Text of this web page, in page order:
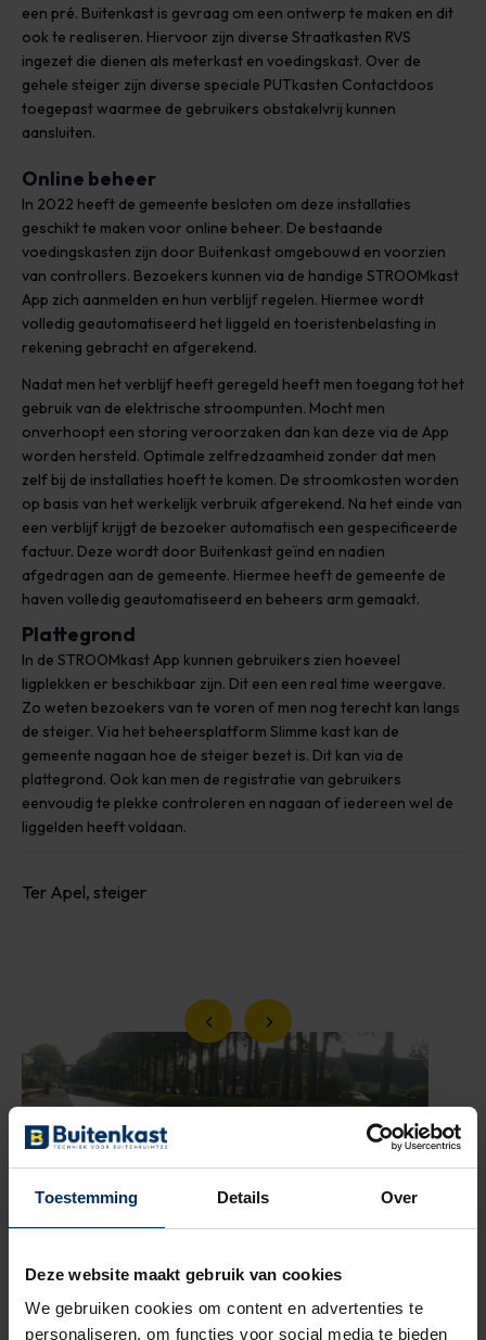
Toestemming Details Over
Deze website maakt gebruik van cookies
We gebruiken cookies om content en advertenties te
personaliseren, om functies voor social media te bieden
een pré. Buitenkast is gevraag om een ontwerp te maken en dit
ook te realiseren. Hiervoor zijn diverse Straatkasten RVS
ingezet die dienen als meterkast en voedingskast. Over de
gehele steiger zijn diverse speciale PUTkasten Contactdoos
toegepast waarmee de gebruikers obstakelvrij kunnen
aansluiten.
Online beheer
In 2022 heeft de gemeente besloten om deze installaties
geschikt te maken voor online beheer. De bestaande
voedingskasten zijn door Buitenkast omgebouwd en voorzien
van controllers. Bezoekers kunnen via de handige STROOMkast
App zich aanmelden en hun verblijf regelen. Hiermee wordt
volledig geautomatiseerd het liggeld en toeristenbelasting in
rekening gebracht en afgerekend.
Nadat men het verblijf heeft geregeld heeft men toegang tot het
gebruik van de elektrische stroompunten. Mocht men
onverhoopt een storing veroorzaken dan kan deze via de App
worden hersteld. Optimale zelfredzaamheid zonder dat men
zelf bij de installaties hoeft te komen. De stroomkosten worden
op basis van het werkelijk verbruik afgerekend. Na het einde van
een verblijf krijgt de bezoeker automatisch een gespecificeerde
factuur. Deze wordt door Buitenkast geïnd en nadien
afgedragen aan de gemeente. Hiermee heeft de gemeente de
haven volledig geautomatiseerd en beheers arm gemaakt.
Plattegrond
In de STROOMkast App kunnen gebruikers zien hoeveel
ligplekken er beschikbaar zijn. Dit een een real time weergave.
Zo weten bezoekers van te voren of men nog terecht kan langs
de steiger. Via het beheersplatform Slimme kast kan de
gemeente nagaan hoe de steiger bezet is. Dit kan via de
plattegrond. Ook kan men de registratie van gebruikers
eenvoudig te plekke controleren en nagaan of iedereen wel de
liggelden heeft voldaan.
Ter Apel, steiger
Vorige slideVolgende slide